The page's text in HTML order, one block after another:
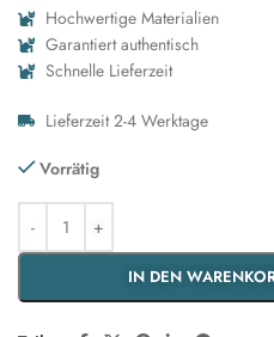
Hochwertige Materialien
Garantiert authentisch
Schnelle Lieferzeit
Lieferzeit 2-4 Werktage
Vorrätig
IN DEN